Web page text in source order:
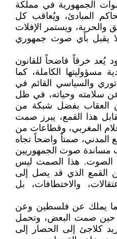
الجمهورية في مملكة
المبادئ، ويُعاقب كل
ويستمر الإفلات
يقبل بأي صوت جمهوري
يُعد خرقاً فاضحاً للقانون
مسؤوليتها الكاملة، كما
والسياسي القائم في
عن سلامته وحياته، في ظل
العقاب بفضل شبكة من
هذا القمع، يبرز صمت
المغربي، وقطاعات من
المدني، صمتاً واضحاً تجاه
مساندة صوت الجمهوريين
الصوت. هذا الصمت ليس
القمع الذي قد يصل إلى
والاختطافات، بل
ما يملك عن فلسطين وعن
حين صمت البعض، وتحمل
كلاجئ إلى الحصار إلى